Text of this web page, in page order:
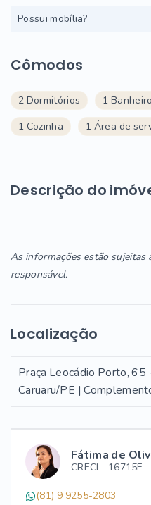
Fátima de
CRECI - 16715F
(81) 9 9255-2803
Cômodos
2 Dormitórios 1 Banheiro
1 Cozinha
1 Área de
Descrição do
As informações estão sujeitas
responsável.
Localização
Praça Leocádio Porto,
Caruaru/PE |
Possui mobília?